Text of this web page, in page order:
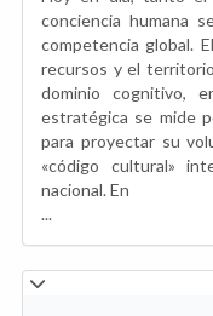
conciencia humana
competencia global.
recursos y el
dominio cognitivo,
estratégica se mide
para proyectar su
«código cultural»
nacional. En
...